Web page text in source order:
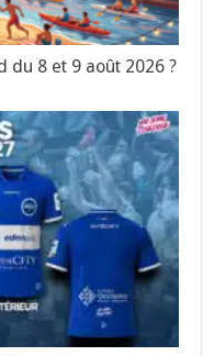
du 8 et 9 août 2026 ?